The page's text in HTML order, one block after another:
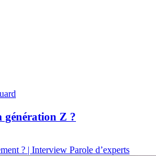
génération Z ?
? | Interview Parole d’experts